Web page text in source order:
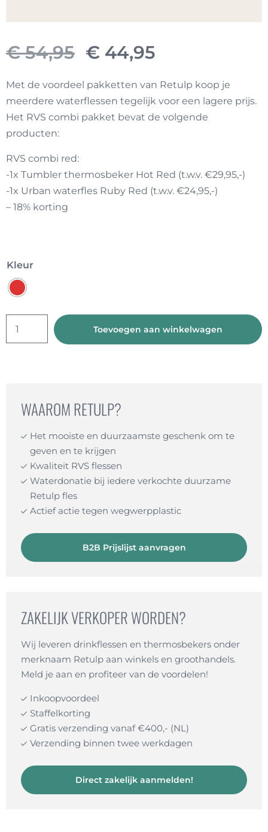
€54,95 Oorspronkelijke
prijs
was:
€ 44,95
prijs
is:
Met de voordeel pakketten van Retulp koop je
meerdere waterflessen tegelijk voor een lagere prijs.
Het RVS combi pakket bevat de volgende
producten:
RVS combi red:
-1x Tumbler thermosbeker Hot Red (t.w.v. €29,95,-)
-1x Urban waterfles Ruby Red (t.w.v. €24,95,-)
– 18% korting
Kleur
Toevoegen aan winkelwagen
WAAROM RETULP?
Het mooiste en duurzaamste geschenk om te
geven en te krijgen
Kwaliteit RVS flessen
Waterdonatie bij iedere verkochte duurzame
Retulp fles
Actief actie tegen wegwerpplastic
B2B Prijslijst aanvragen
ZAKELIJK VERKOPER WORDEN?
Wij leveren drinkflessen en thermosbekers onder
merknaam Retulp aan winkels en groothandels.
Meld je aan en profiteer van de voordelen!
Inkoopvoordeel
Staffelkorting
Gratis verzending vanaf €400,- (NL)
Verzending binnen twee werkdagen
Direct zakelijk aanmelden!